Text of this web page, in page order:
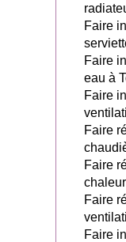
Faire
Faire
eau à
Faire
Faire
Faire
Faire
Faire